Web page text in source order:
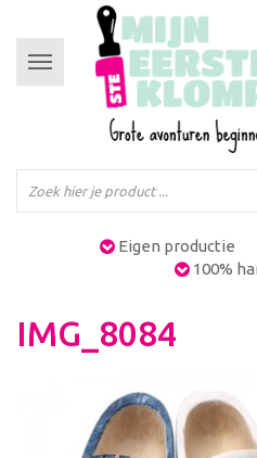
Toggle
navigation
Eigen productie
100%
IMG_8084